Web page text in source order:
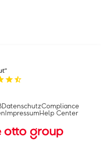
DatenschutzCompliance
Impressum Help Center